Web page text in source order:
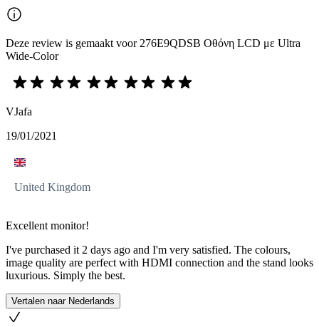
Deze review is gemaakt voor 276E9QDSB Οθόνη LCD με Ultra
Wide-Color
VJafa
19/01/2021
United Kingdom
Excellent monitor!
I've purchased it 2 days ago and I'm very satisfied. The colours,
image quality are perfect with HDMI connection and the stand looks
luxurious. Simply the best.
Vertalen naar Nederlands